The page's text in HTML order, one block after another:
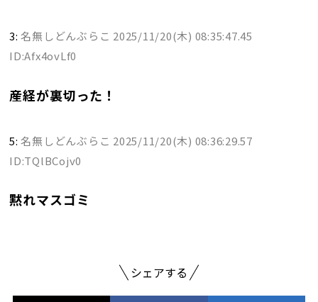
3:名無しどんぶらこ 2025/11/20(木) 08:35:47.45
ID:Afx4ovLf0
産経が裏切った！
5:名無しどんぶらこ 2025/11/20(木) 08:36:29.57
ID:TQlBCojv0
黙れマスゴミ
シェアする